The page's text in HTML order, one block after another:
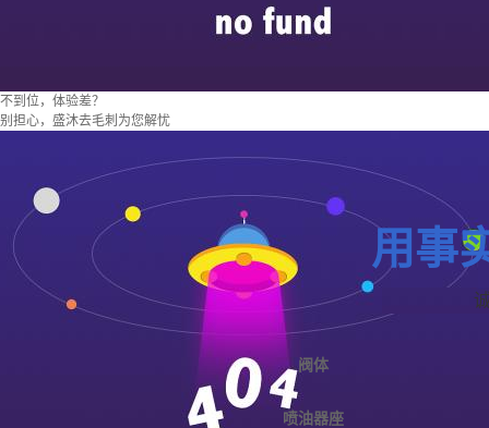
不到位，体验差？
别担心，盛沐去毛刺为您解忧
用事
阀体
喷油器座